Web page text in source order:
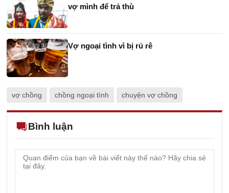
vợ mình để trả thù
Vợ ngoại tình vì bị rủ rê
vợ chồng chồng ngoại tình chuyện vợ chồng
Bình luận